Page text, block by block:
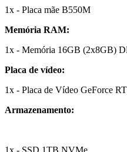
1x - Placa mãe B550M
Memória RAM:
1x - Memória 16GB (2x8GB)
Placa de vídeo:
1x - Placa de Vídeo GeForce
Armazenamento: